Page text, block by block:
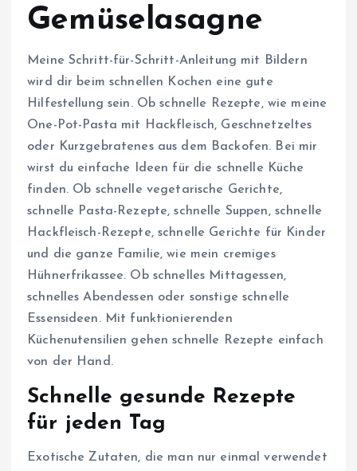
Gemüselasagne
Meine Schritt-für-Schritt-Anleitung mit Bildern
wird dir beim schnellen Kochen eine gute
Hilfestellung sein. Ob schnelle Rezepte, wie meine
One-Pot-Pasta mit Hackfleisch, Geschnetzeltes
oder Kurzgebratenes aus dem Backofen. Bei mir
wirst du einfache Ideen für die schnelle Küche
finden. Ob schnelle vegetarische Gerichte,
schnelle Pasta-Rezepte, schnelle Suppen, schnelle
Hackfleisch-Rezepte, schnelle Gerichte für Kinder
und die ganze Familie, wie mein cremiges
Hühnerfrikassee. Ob schnelles Mittagessen,
schnelles Abendessen oder sonstige schnelle
Essensideen. Mit funktionierenden
Küchenutensilien gehen schnelle Rezepte einfach
von der Hand.
Schnelle gesunde Rezepte
für jeden Tag
Exotische Zutaten, die man nur einmal verwendet